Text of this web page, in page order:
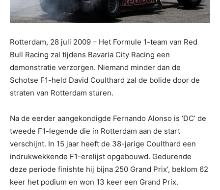
Rotterdam, 28 juli 2009 – Het Formule 1-team van Red
Bull Racing zal tijdens Bavaria City Racing een
demonstratie verzorgen. Niemand minder dan de
Schotse F1-held David Coulthard zal de bolide door de
straten van Rotterdam sturen.
Na de eerder aangekondigde Fernando Alonso is ‘DC’ de
tweede F1-legende die in Rotterdam aan de start
verschijnt. In 15 jaar heeft de 38-jarige Coulthard een
indrukwekkende F1-erelijst opgebouwd. Gedurende
deze periode finishte hij bijna 250 Grand Prix’, beklom 62
keer het podium en won 13 keer een Grand Prix.